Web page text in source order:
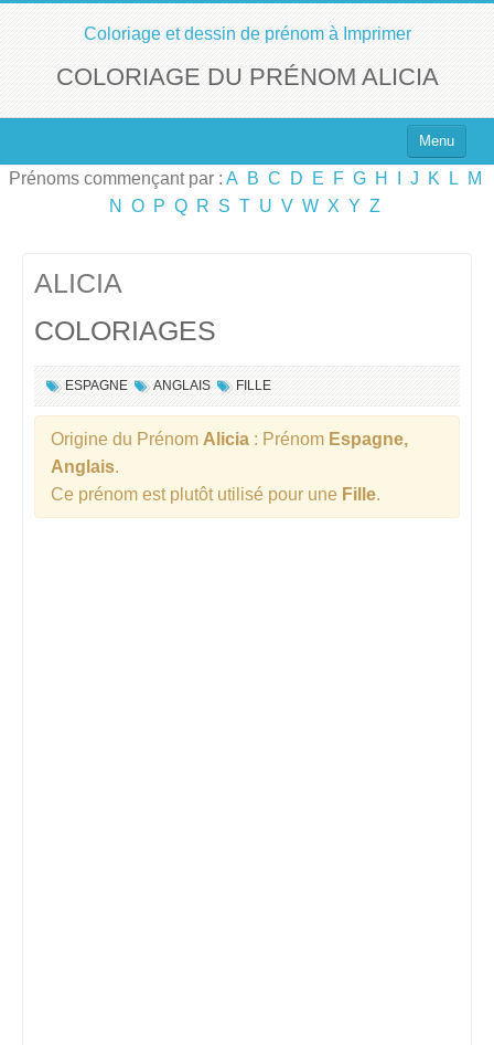
Coloriage et dessin de prénom à Imprimer
COLORIAGE DU PRÉNOM ALICIA
Menu
Top 100 des Prénoms
Prénoms commençant par : A B C D E F G H J K L
M
N
O P Q R S T U V W X Y Z
ALICIA
COLORIAGES
ESPAGNE ANGLAIS FILLE
Origine du Prénom Alicia : Prénom Espagne,
Anglais.
Ce prénom est plutôt utilisé pour une Fille.